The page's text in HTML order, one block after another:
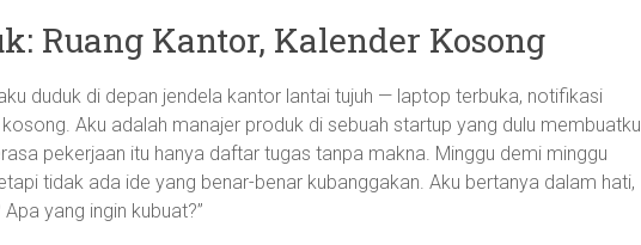
Ruang Kantor, Kalender Kosong
duduk di depan jendela kantor lantai tujuh — laptop terbuka, notifikasi
Aku adalah manajer produk di sebuah startup yang dulu membuatku
pekerjaan itu hanya daftar tugas tanpa makna. Minggu demi minggu
tidak ada ide yang benar-benar kubanggakan. Aku bertanya dalam hati,
yang ingin kubuat?”